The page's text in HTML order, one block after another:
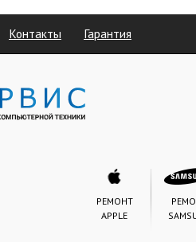
Контакты Гарантия
РЕМОНТ
APPLE